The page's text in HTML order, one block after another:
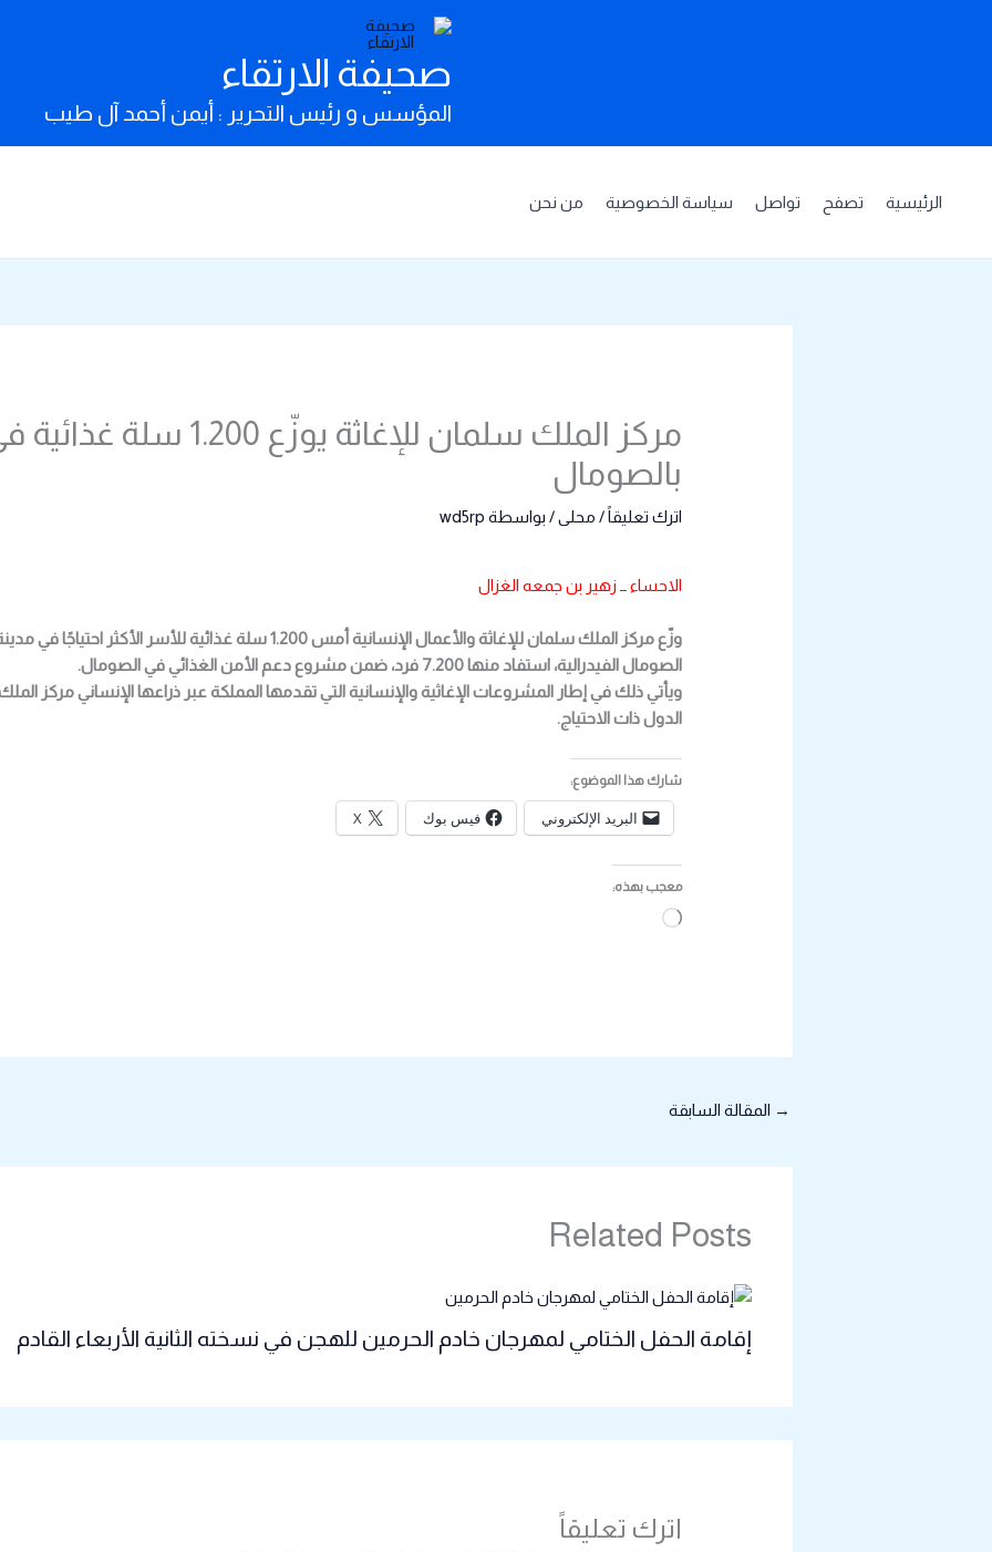
صحيفة الارتقاء
المؤسس و رئيس التحرير : أيمن أحمد آل طيب
الرئيسية تصفح تواصل سياسة الخصوصية من نحن
مركز الملك سلمان للإغاثة يوزّع
بالصومال
اترك تعليقاً/ محلى/ بواسطة wd5rp
الاحساء ــ زهير بن جمعه الغزال
وزّع مركز الملك سلمان للإغاثة والأعمال الإنسانية أمس 1.200 سلة غذائية للأسر
الصومال الفيدرالية، استفاد منها 7.200 فرد، ضمن مشروع دعم الأمن الغذائي في الصومال.
ويأتي ذلك في إطار المشروعات الإغاثية والإنسانية التي تقدمها المملكة عبر ذراعها الإنساني مركز
الدول ذات الاحتياج.
شارك هذا الموضوع:
البريد الإلكتروني فيس بوك X
معجب بهذه:
جاري
→ المقالة السابقة
Related Posts
إقامة الحفل الختامي لمهرجان خادم الحرمين للهجن في نسخته الثانية الأربعاء القادم
اترك تعليقاً